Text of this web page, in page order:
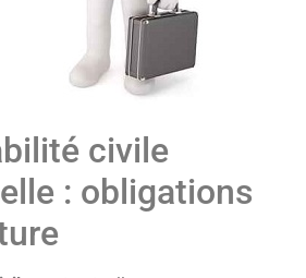
civile
: obligations